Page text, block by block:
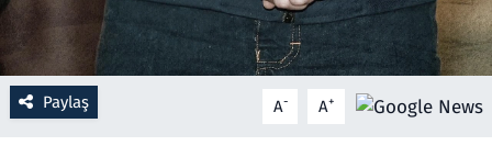
Paylaş A- A+
Rüya Tabirleri
Sağlık
Savunma Sanayi